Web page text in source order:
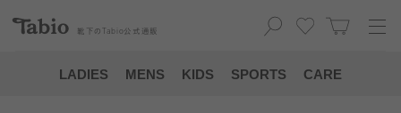
靴下の Tabio 公式通販
LADIES MENS KIDS SPORTS CARE